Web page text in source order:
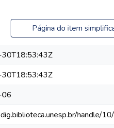
Página do item
handle/